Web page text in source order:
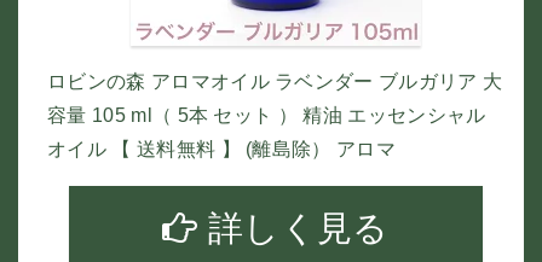
ロビンの森 アロマオイル ラベンダー ブルガリア 大
容量 105 ml（ 5本 セット ） 精油 エッセンシャル
オイル 【 送料無料 】 (離島除） アロマ
詳しく見る